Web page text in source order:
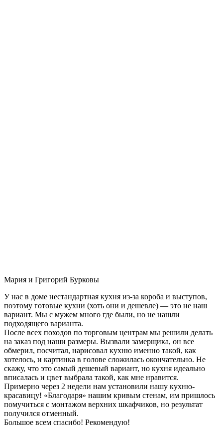
Мария и Григорий Бурковы
У нас в доме нестандартная кухня из-за короба и выступов,
поэтому готовые кухни (хоть они и дешевле) — это не наш
вариант. Мы с мужем много где были, но не нашли
подходящего варианта.
После всех походов по торговым центрам мы решили делать
на заказ под наши размеры. Вызвали замерщика, он все
обмерил, посчитал, нарисовал кухню именно такой, как
хотелось, и картинка в голове сложилась окончательно. Не
скажу, что это самый дешевый вариант, но кухня идеально
вписалась и цвет выбрала такой, как мне нравится.
Примерно через 2 недели нам установили нашу кухню-
красавицу! «Благодаря» нашим кривым стенам, им пришлось
помучиться с монтажом верхних шкафчиков, но результат
получился отменный.
Большое всем спасибо! Рекомендую!